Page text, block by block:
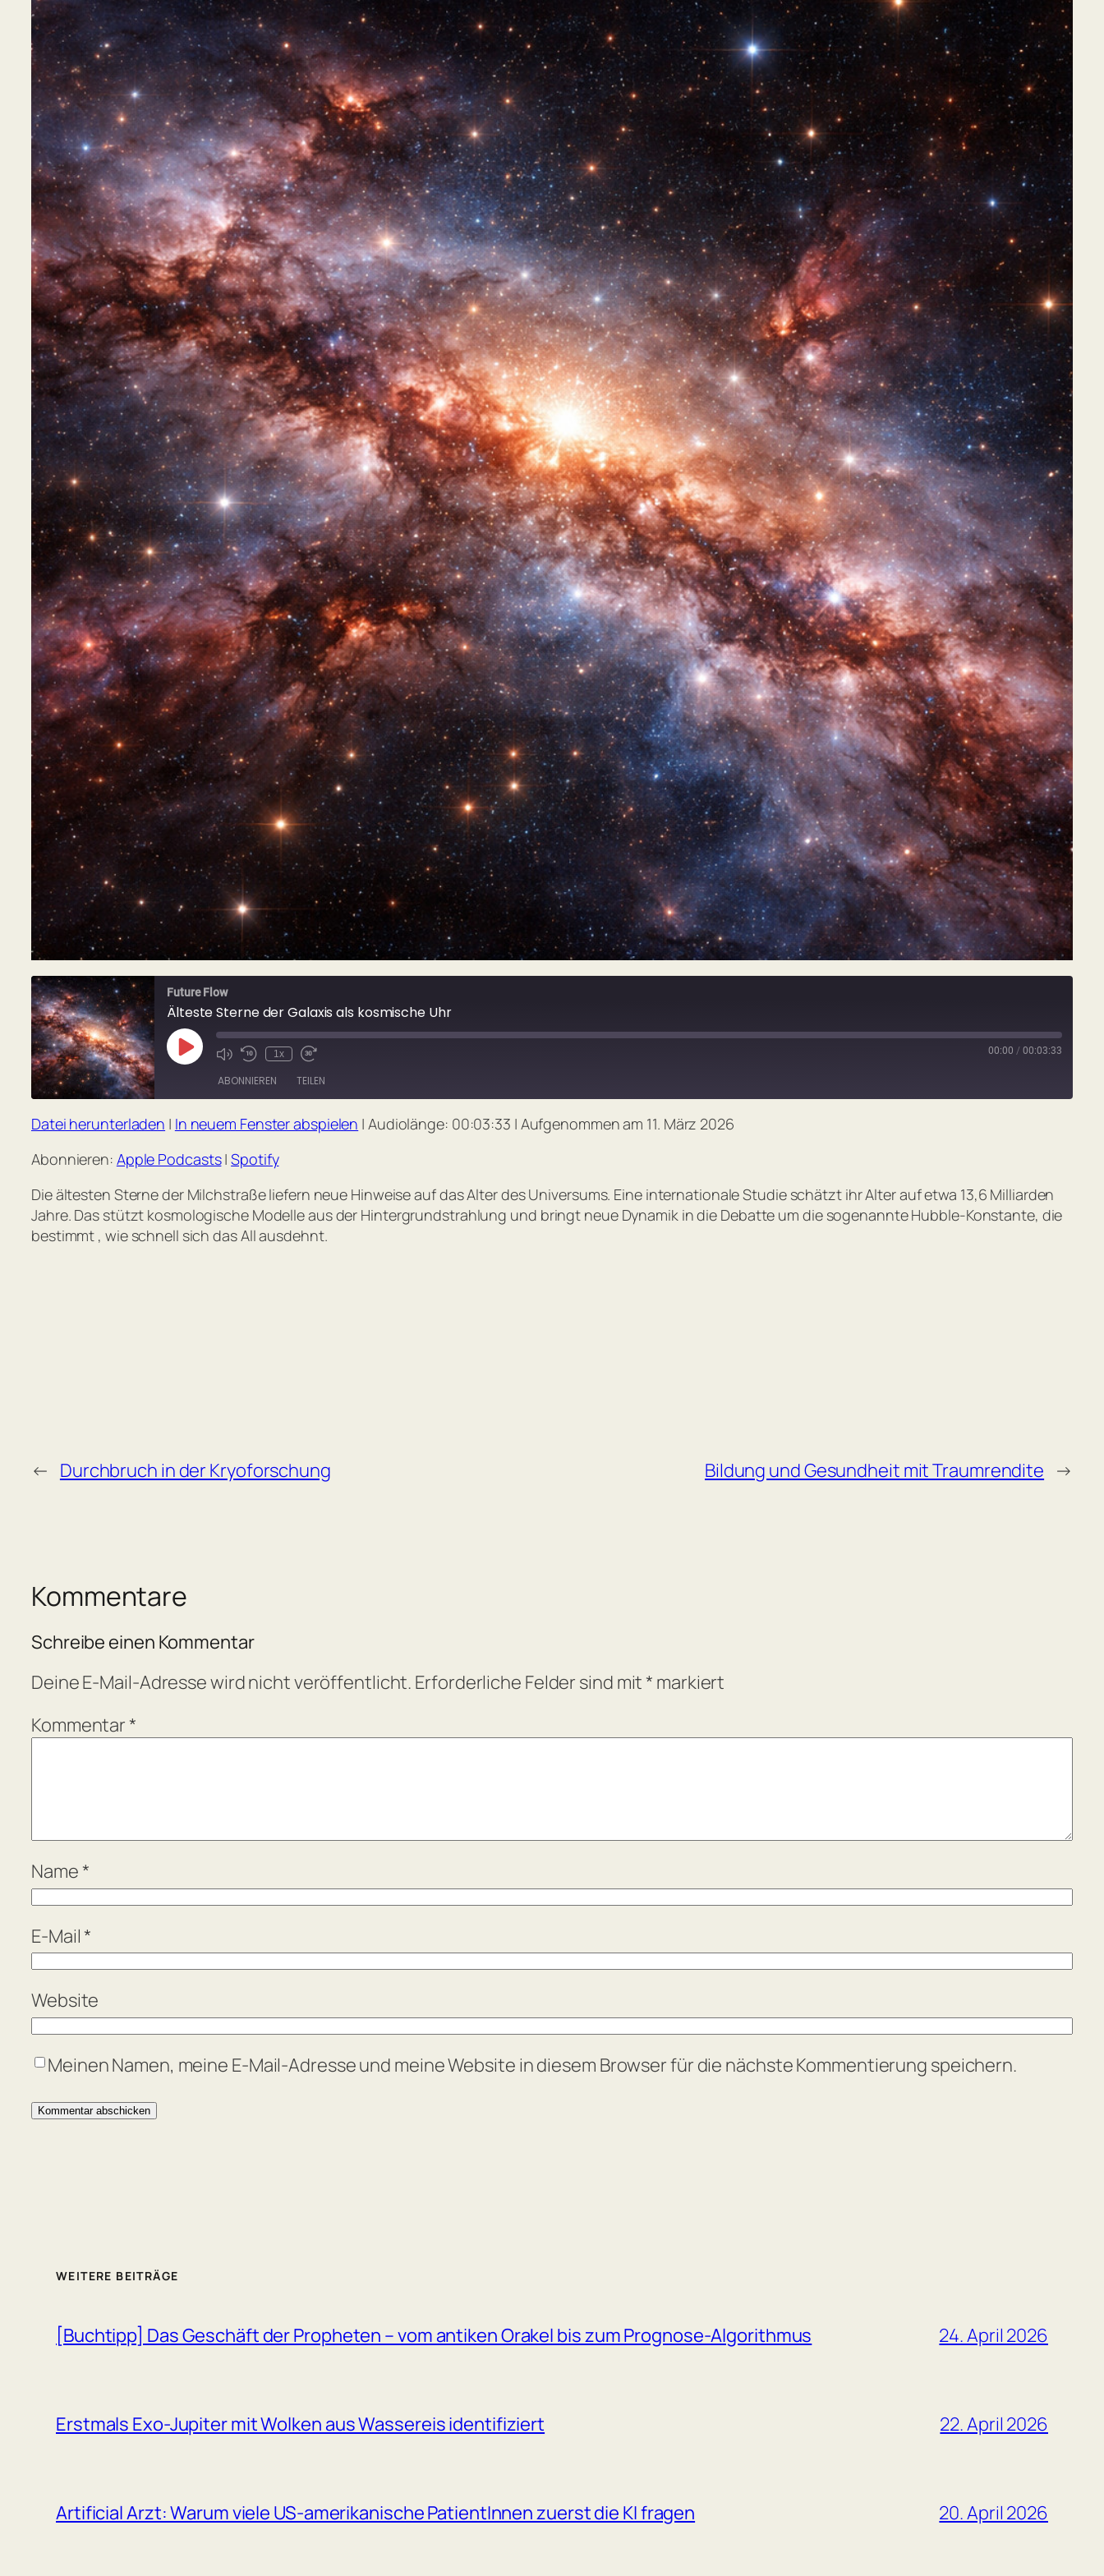
Future Flow
Älteste Sterne der Galaxis als kosmische Uhr
Play
Episode Mute/Unmute
Rewind
Seconds
1x
Fast
30
00:00 / 00:03:33
ABONNIEREN TEILEN
Apple Podcasts Spotify
RSS FEED
TEILEN
LINK
EMBED
Datei herunterladen | In neuem Fenster abspielen | Audiolänge: 00:03:33 | Aufgenommen am 11. März 2026
Abonnieren: Apple Podcasts|Spotify
Die ältesten Sterne der Milchstraße liefern neue Hinweise auf das Alter des Universums. Eine internationale Studie schätzt ihr Alter auf etwa 13,6 Milliarden
Jahre. Das stützt kosmologische Modelle aus der Hintergrundstrahlung und bringt neue Dynamik in die Debatte um die sogenannte Hubble-Konstante, die
bestimmt , wie schnell sich das All ausdehnt.
← Durchbruch in der Kryoforschung Bildung und Gesundheit mit Traumrendite →
Kommentare
Schreibe einen Kommentar
Deine E-Mail-Adresse wird nicht veröffentlicht. Erforderliche Felder sind mit * markiert
Kommentar *
Name *
E-Mail *
Website
Meinen Namen, meine E-Mail-Adresse und meine Website in diesem Browser für die nächste Kommentierung speichern.
WEITERE BEITRÄGE
[Buchtipp] Das Geschäft der Propheten – vom antiken Orakel bis zum Prognose-Algorithmus 24. April 2026
Erstmals Exo-Jupiter mit Wolken aus Wassereis identifiziert 22. April 2026
Artificial Arzt: Warum viele US-amerikanische PatientInnen zuerst die KI fragen 20. April 2026